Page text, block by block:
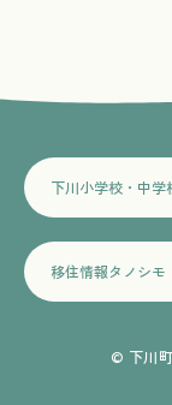
下川小学校・中学
移住情報タノシモ
© 下川